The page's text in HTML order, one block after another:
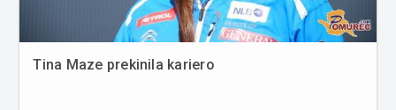
Tina Maze prekinila kariero